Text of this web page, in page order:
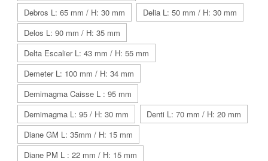
Debros L: 65 mm / H: 30 mm
Delia L: 50 mm / H: 30 mm
Delos L: 90 mm / H: 35 mm
Delta Escalier L: 43 mm / H: 55 mm
Demeter L: 100 mm / H: 34 mm
Demimagma Caisse L : 95 mm
Demimagma L: 95 / H: 30 mm
Denti L: 70 mm / H: 20 mm
Diane GM L: 35mm / H: 15 mm
Diane PM L : 22 mm / H: 15 mm